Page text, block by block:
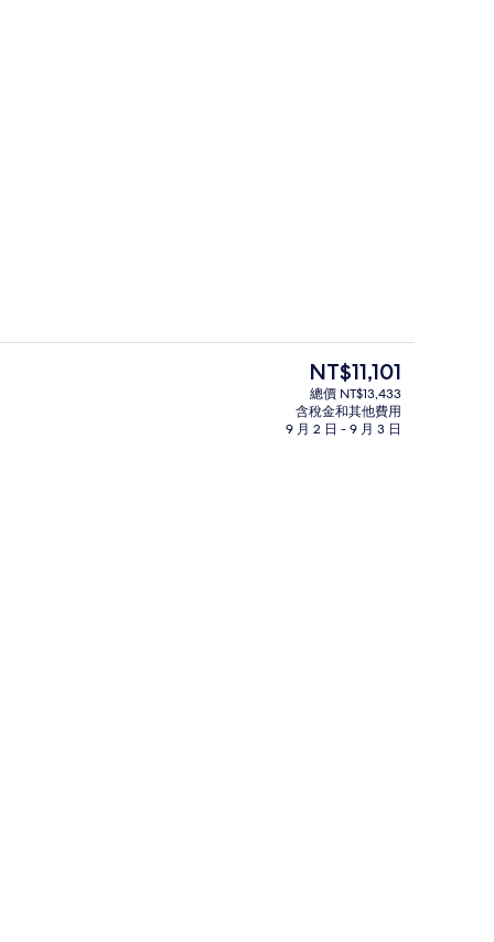
皇家別墅, 3 間臥室 | 書桌、熨斗/熨
目
前
的
價
NT$11,101
總價 NT$13,433
含稅金和其他費用
9 月 2 日 - 9 月 3 日